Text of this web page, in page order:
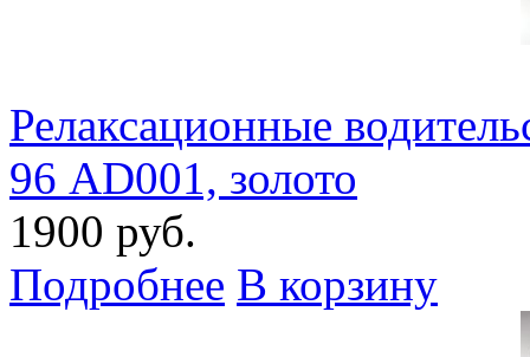
Релаксационные
96 AD001, золото
1900 руб.
Подробнее В корзину